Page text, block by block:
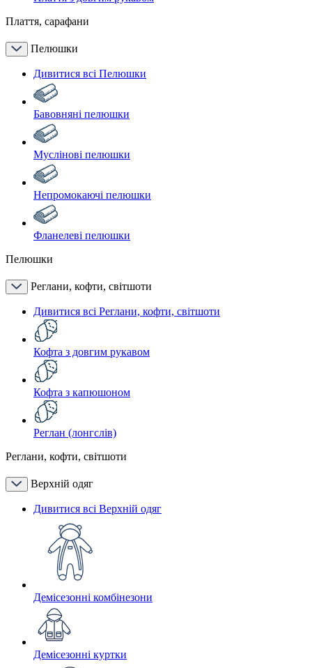
Плаття, сарафани
Пелюшки
Дивитися всі Пелюшки
Бавовняні пелюшки
Муслінові пелюшки
Непромокаючі пелюшки
Фланелеві пелюшки
Пелюшки
Реглани, кофти, світшоти
Дивитися всі Реглани, кофти, світшоти
Кофта з довгим рукавом
Кофта з капюшоном
Реглан (лонгслів)
Реглани, кофти, світшоти
Верхній одяг
Дивитися всі Верхній одяг
Демісезонні комбінезони
Демісезонні куртки